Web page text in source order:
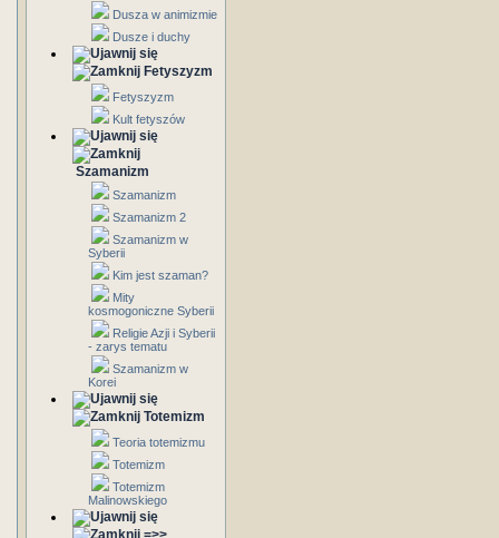
Dusza w animizmie
Dusze i duchy
Fetyszyzm
Fetyszyzm
Kult fetyszów
Szamanizm
Szamanizm
Szamanizm 2
Szamanizm w
Syberii
Kim jest szaman?
Mity
kosmogoniczne Syberii
Religie Azji i Syberii
- zarys tematu
Szamanizm w
Korei
Totemizm
Teoria totemizmu
Totemizm
Totemizm
Malinowskiego
=>>